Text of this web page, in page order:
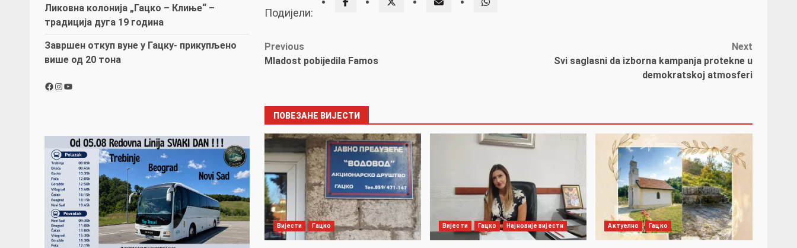
Подијели:
Post
Previous
Mladost pobijedila Famos
Next
Svi saglasni da izborna kampanja protekne u
demokratskoj atmosferi
ПОВЕЗАНЕ ВИЈЕСТИ
Вијести Гацко Вијести Гацко Најновије вијести Актуелно Гацко
Ликовна колонија „Гацко – Клиње“ –
традиција дуга 19 година
Завршен откуп вуне у Гацку- прикупљено
више од 20 тона
Facebook
Instagram
YouTube